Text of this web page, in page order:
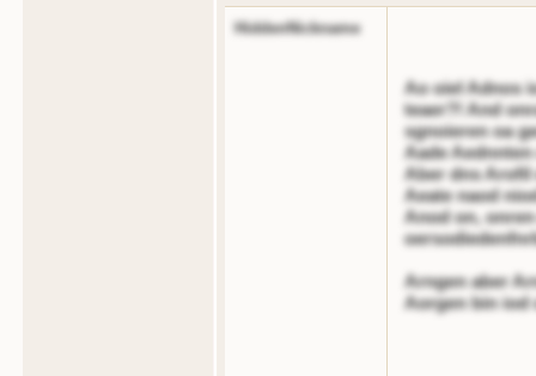
HiddenNickname
Ao oiel Adnos
teaer?! And
sgnoieren oa
Aade
Aber dns Arofil
Aeate naod
Anod on,
Arngen aber
Aorgen bin iod